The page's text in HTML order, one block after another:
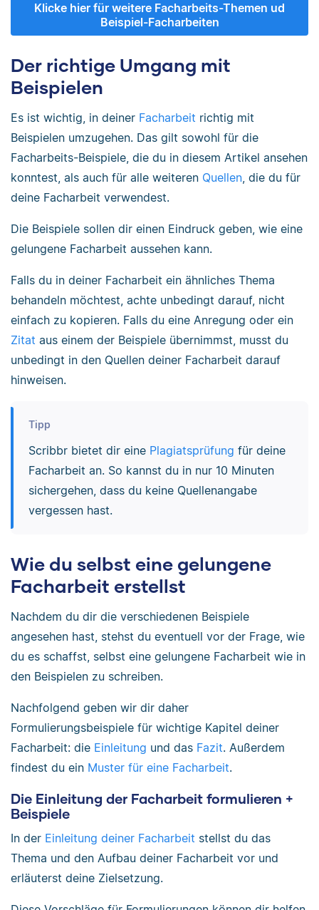
Klicke hier für weitere Facharbeits-Themen ud
Beispiel-Facharbeiten
Der richtige Umgang mit
Beispielen
Es ist wichtig, in deiner Facharbeit richtig mit
Beispielen umzugehen. Das gilt sowohl für die
Facharbeits-Beispiele, die du in diesem Artikel ansehen
konntest, als auch für alle weiteren Quellen , die du für
deine Facharbeit verwendest.
Die Beispiele sollen dir einen Eindruck geben, wie eine
gelungene Facharbeit aussehen kann.
Falls du in deiner Facharbeit ein ähnliches Thema
behandeln möchtest, achte unbedingt darauf, nicht
einfach zu kopieren. Falls du eine Anregung oder ein
Zitat aus einem der Beispiele übernimmst, musst du
unbedingt in den Quellen deiner Facharbeit darauf
hinweisen.
Tipp
Scribbr bietet dir eine Plagiatsprüfung für deine
Facharbeit an. So kannst du in nur 10 Minuten
sichergehen, dass du keine Quellenangabe
vergessen hast.
Wie du selbst eine gelungene
Facharbeit erstellst
Nachdem du dir die verschiedenen Beispiele
angesehen hast, stehst du eventuell vor der Frage, wie
du es schaffst, selbst eine gelungene Facharbeit wie in
den Beispielen zu schreiben.
Nachfolgend geben wir dir daher
Formulierungsbeispiele für wichtige Kapitel deiner
Facharbeit: die Einleitung und das Fazit. Außerdem
findest du ein Muster für eine Facharbeit.
Die Einleitung der Facharbeit formulieren +
Beispiele
In der Einleitung deiner Facharbeit stellst du das
Thema und den Aufbau deiner Facharbeit vor und
erläuterst deine Zielsetzung.